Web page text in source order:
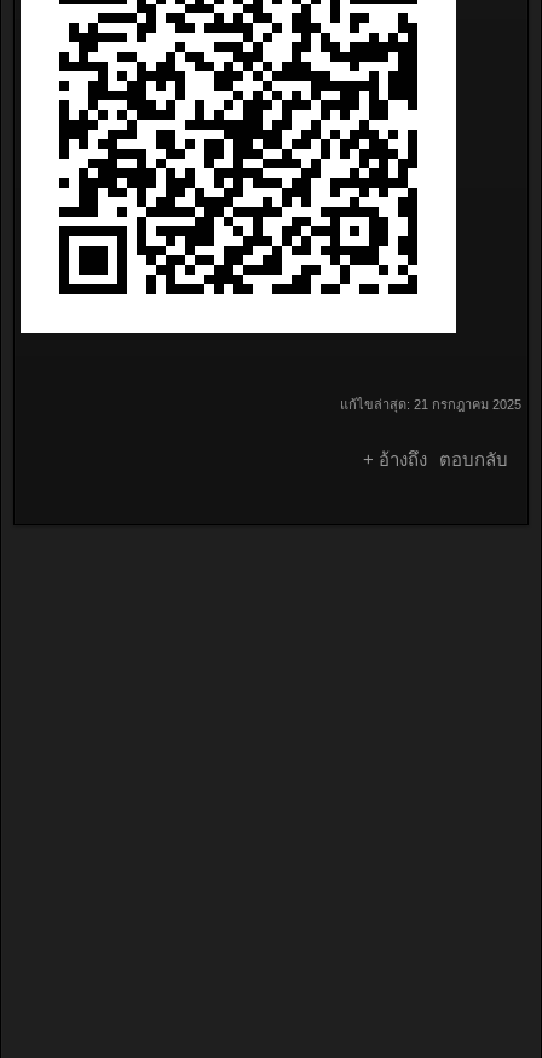
แก้ไขล่าสุด: 21 กรกฎาคม 2025
+ อ้างถึง ตอบกลับ